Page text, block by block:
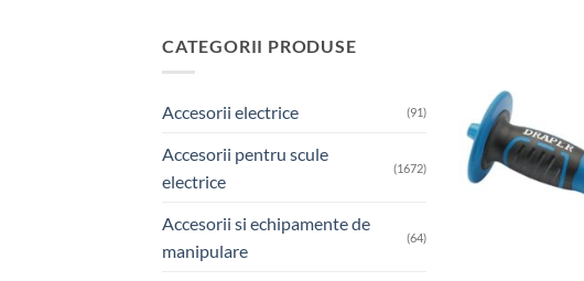
CATEGORII PRODUSE
Accesorii electrice (91)
Accesorii pentru scule
electrice
(1672)
Accesorii si echipamente de
manipulare
(64)